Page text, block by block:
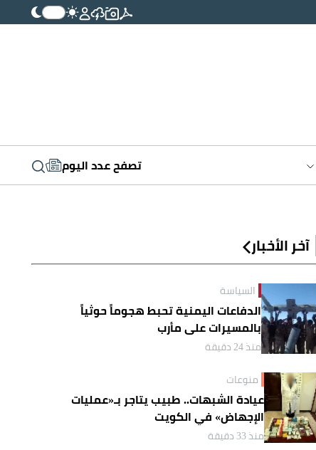
تصفح عدد اليوم
آخر الأخبار
السياسة
الدفاعات اليمنية تحبط هجوماً حوثياً
بالمسيرات على مأرب
منذ 24 دقيقة
منوعات
عيادة الشبهات.. طبيب يتاجر بـ«عمليات
الإجهاض» في الكويت
منذ 33 دقيقة